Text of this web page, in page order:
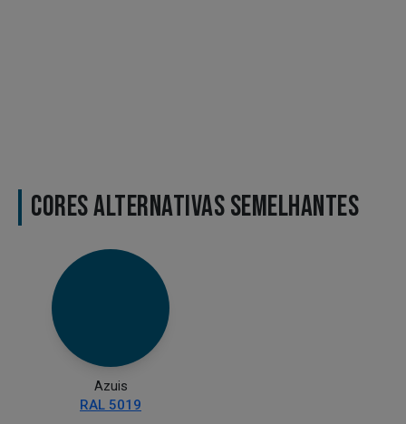
CORES ALTERNATIVAS SEMELHANTES
Azuis
RAL 5019